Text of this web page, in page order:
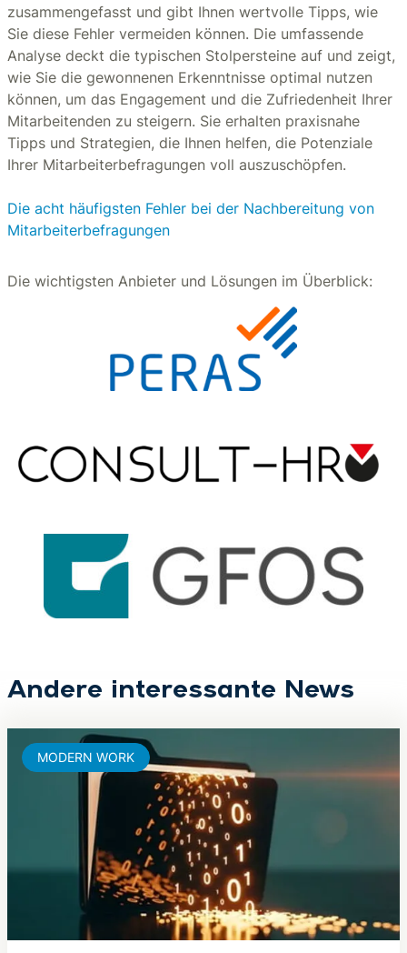
zusammengefasst und gibt Ihnen wertvolle Tipps, wie
Sie diese Fehler vermeiden können. Die umfassende
Analyse deckt die typischen Stolpersteine auf und zeigt,
wie Sie die gewonnenen Erkenntnisse optimal nutzen
können, um das Engagement und die Zufriedenheit Ihrer
Mitarbeitenden zu steigern. Sie erhalten praxisnahe
Tipps und Strategien, die Ihnen helfen, die Potenziale
Ihrer Mitarbeiterbefragungen voll auszuschöpfen.
Die acht häufigsten Fehler bei der Nachbereitung von
Mitarbeiterbefragungen
Die wichtigsten Anbieter und Lösungen im Überblick:
Andere interessante News
MODERN WORK